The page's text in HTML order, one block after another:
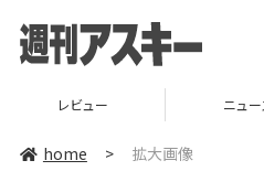
レビュー ニュー
home > 拡大画像